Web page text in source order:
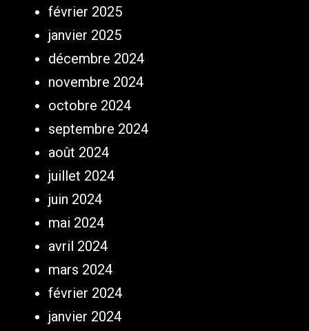
février 2025
janvier 2025
décembre 2024
novembre 2024
octobre 2024
septembre 2024
août 2024
juillet 2024
juin 2024
mai 2024
avril 2024
mars 2024
février 2024
janvier 2024